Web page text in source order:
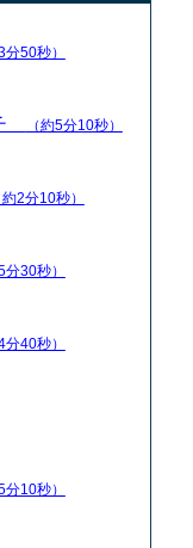
分50秒）
（約5分10秒）
約2分10秒）
分30秒）
分40秒）
分10秒）